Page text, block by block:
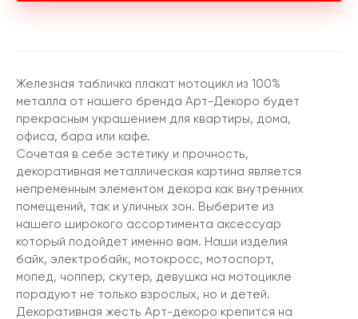
Железная табличка плакат мотоцикл из 100%
металла от нашего бренда Арт-Декоро будет
прекрасным украшением для квартиры, дома,
офиса, бара или кафе.
Сочетая в себе эстетику и прочность,
декоративная металлическая картина является
непременным элементом декора как внутренних
помещений, так и уличных зон. Выберите из
нашего широкого ассортимента аксессуар
который подойдет именно вам. Наши изделия
байк, электробайк, мотокросс, мотоспорт,
мопед, чоппер, скутер, девушка на мотоцикле
порадуют не только взрослых, но и детей.
Декоративная жесть Арт-декоро крепится на